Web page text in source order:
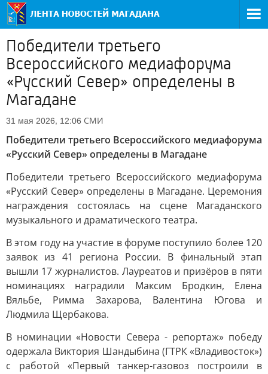
Победители третьего
Всероссийского медиафорума
«Русский Север» определены в
Магадане
31 мая 2026, 12:06 СМИ
Победители третьего Всероссийского медиафорума
«Русский Север» определены в Магадане
Победители третьего Всероссийского медиафорума
«Русский Север» определены в Магадане. Церемония
награждения состоялась на сцене Магаданского
музыкального и драматического театра.
В этом году на участие в форуме поступило более 120
заявок из 41 региона России. В финальный этап
вышли 17 журналистов. Лауреатов и призёров в пяти
номинациях наградили Максим Бродкин, Елена
Вяльбе, Римма Захарова, Валентина Югова и
Людмила Щербакова.
В номинации «Новости Севера - репортаж» победу
одержала Виктория Шандыбина (ГТРК «Владивосток»)
с работой «Первый танкер-газовоз построили в